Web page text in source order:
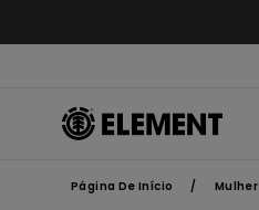
a
Página De Início Mulher